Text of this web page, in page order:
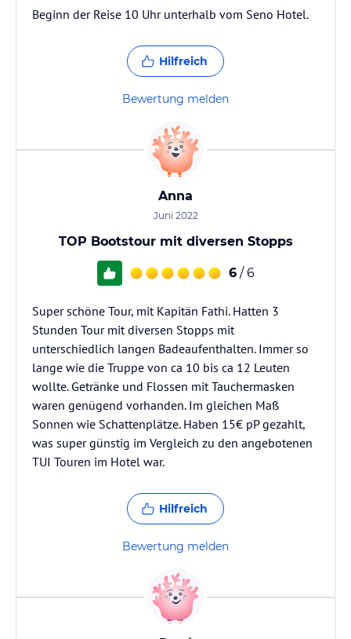
Beginn der Reise 10 Uhr unterhalb vom Seno Hotel.
Hilfreich
Bewertung melden
Anna
Juni 2022
TOP Bootstour mit diversen Stopps
6 / 6
Super schöne Tour, mit Kapitän Fathi. Hatten 3
Stunden Tour mit diversen Stopps mit
unterschiedlich langen Badeaufenthalten. Immer so
lange wie die Truppe von ca 10 bis ca 12 Leuten
wollte. Getränke und Flossen mit Tauchermasken
waren genügend vorhanden. Im gleichen Maß
Sonnen wie Schattenplätze. Haben 15€ pP gezahlt,
was super günstig im Vergleich zu den angebotenen
TUI Touren im Hotel war.
Hilfreich
Bewertung melden